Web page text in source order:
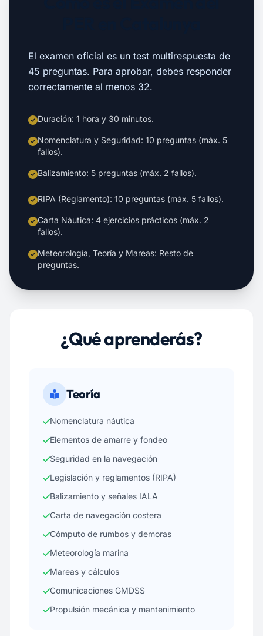
El examen oficial es un test multirespuesta de
45 preguntas. Para aprobar, debes responder
correctamente al menos 32.
Duración: 1 hora y 30 minutos.
Nomenclatura y Seguridad: 10 preguntas (máx. 5
fallos).
Balizamiento: 5 preguntas (máx. 2 fallos).
RIPA (Reglamento): 10 preguntas (máx. 5 fallos).
Carta Náutica: 4 ejercicios prácticos (máx. 2
fallos).
Meteorología, Teoría y Mareas: Resto de
preguntas.
¿Qué aprenderás?
Teoría
Nomenclatura náutica
Elementos de amarre y fondeo
Seguridad en la navegación
Legislación y reglamentos (RIPA)
Balizamiento y señales IALA
Carta de navegación costera
Cómputo de rumbos y demoras
Meteorología marina
Mareas y cálculos
Comunicaciones GMDSS
Propulsión mecánica y mantenimiento